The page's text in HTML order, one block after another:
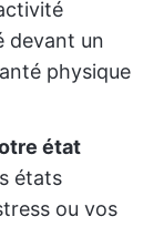
devant un
physique
état
états
ou vos